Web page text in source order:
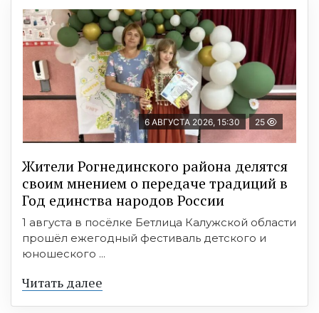
6 АВГУСТА 2026, 15:30 25
Жители Рогнединского района делятся
своим мнением о передаче традиций в
Год единства народов России
1 августа в посёлке Бетлица Калужской области
прошёл ежегодный фестиваль детского и
юношеского ...
Читать далее